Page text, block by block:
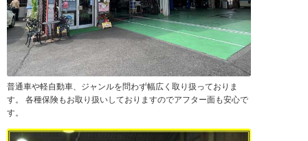
普通車や軽自動車、ジャンルを問わず幅広く取り扱っておりま
す。 各種保険もお取り扱いしておりますのでアフター面も安心で
す。